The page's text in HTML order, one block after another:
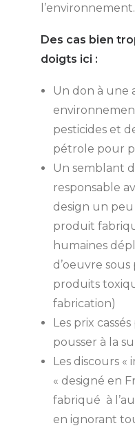
l’environnement.
Des cas bien
doigts ici :
Un don à une
pesticides et
pétrole pour
Un semblant
responsable
design un peu
produit
humaines
d’oeuvre
produits
fabrication)
Les prix
pousser à la
Les discours «
« designé en
fabriqué à
en ignorant